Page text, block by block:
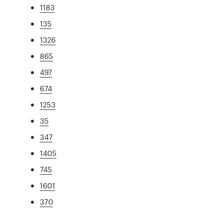
1183
135
1326
865
497
674
1253
35
347
1405
745
1601
370